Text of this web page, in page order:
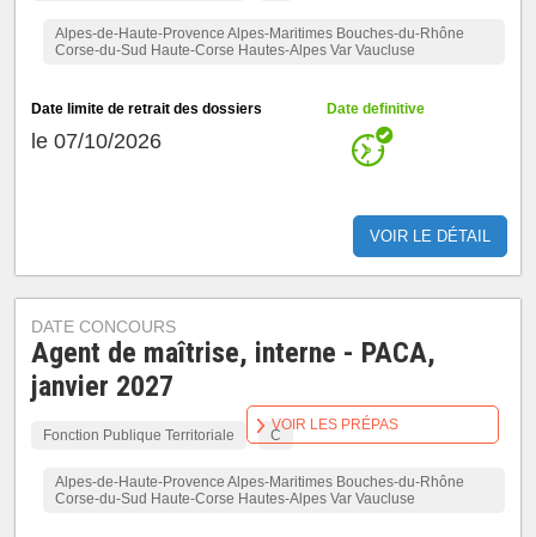
Alpes-de-Haute-Provence Alpes-Maritimes Bouches-du-Rhône
Corse-du-Sud Haute-Corse Hautes-Alpes Var Vaucluse
Date limite de retrait des dossiers
le 07/10/2026
Date definitive
VOIR LE DÉTAIL
DATE CONCOURS
Agent de maîtrise, interne - PACA,
janvier 2027
Fonction Publique Territoriale C
Alpes-de-Haute-Provence Alpes-Maritimes Bouches-du-Rhône
Corse-du-Sud Haute-Corse Hautes-Alpes Var Vaucluse
VOIR LES PRÉPAS